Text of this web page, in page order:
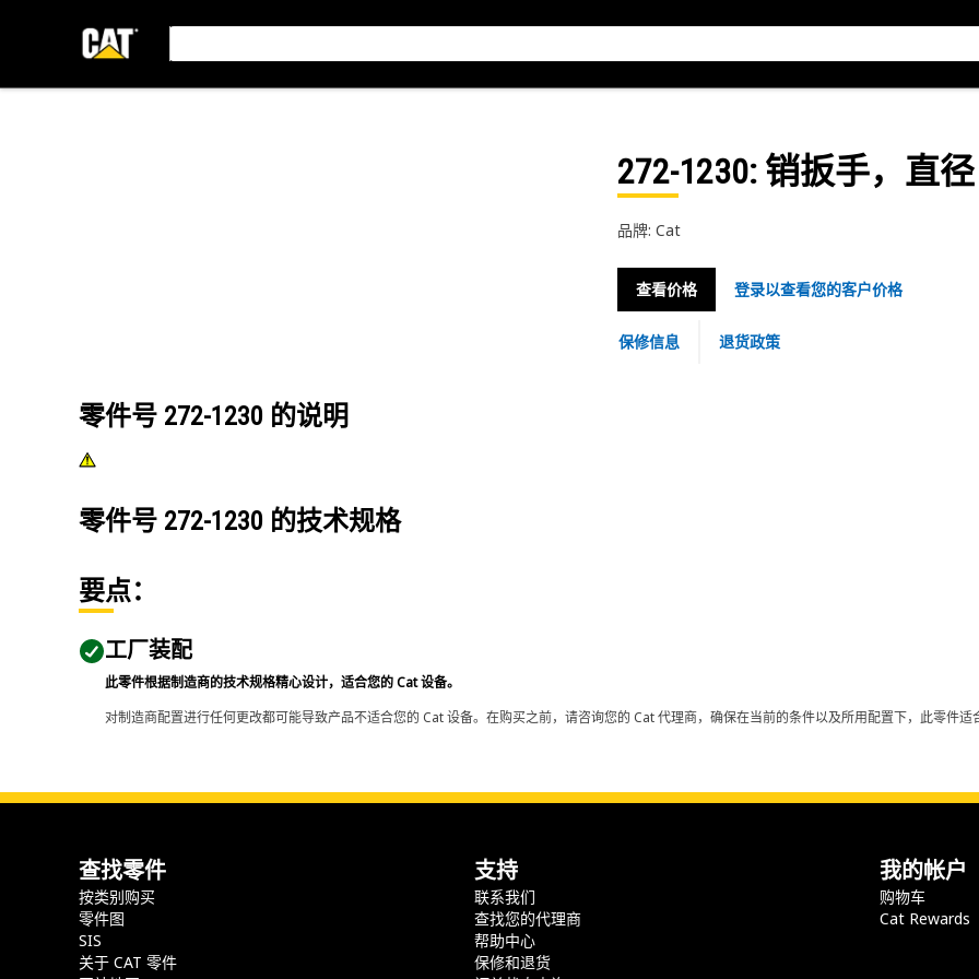
272-1230: 销扳手，直径
品牌: Cat
查看价格 登录以查看您的客户价格
保修信息 退货政策
零件号 272-1230 的说明
零件号 272-1230 的技术规格
要点：
工厂装配
此零件根据制造商的技术规格精心设计，适合您的 Cat 设备。
对制造商配置进行任何更改都可能导致产品不适合您的 Cat 设备。在购买之前，请咨询您的 Cat 代理商，确保在当前的条件以及所用配置下，此零件
查找零件
按类别购买
零件图
SIS
关于 CAT 零件
支持
联系我们
查找您的代理商
帮助中心
保修和退货
我的帐户
购物车
Cat Rewards